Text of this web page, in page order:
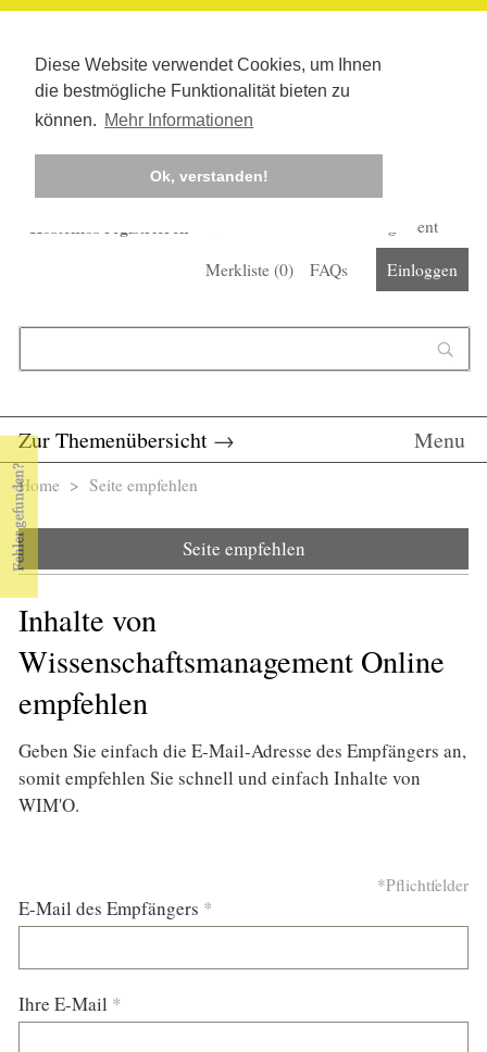
Diese Website verwendet Cookies, um Ihnen
die bestmögliche Funktionalität bieten zu
können. Mehr Informationen
Ok, verstanden!
Kostenlos registrieren
Corona-Management
Merkliste (0) FAQs Einloggen
Zur Themenübersicht → Menu
Sie sind hier
Home > Seite empfehlen
Seite empfehlen
Inhalte von
Wissenschaftsmanagement Online
empfehlen
Geben Sie einfach die E-Mail-Adresse des Empfängers an,
somit empfehlen Sie schnell und einfach Inhalte von
WIM'O.
*Pflichtfelder
E-Mail des Empfängers *
Ihre E-Mail *